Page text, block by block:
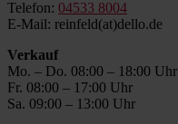
Telefon: 04533 8004
E-Mail: reinfeld(at)dello.de
Verkauf
Mo. – Do. 08:00 – 18:00 Uhr
Fr. 08:00 – 17:00 Uhr
Sa. 09:00 – 13:00 Uhr